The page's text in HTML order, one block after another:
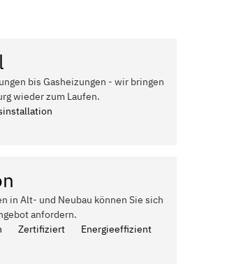
bis Gasheizungen - wir bringen
wieder zum Laufen.
in Alt- und Neubau können Sie sich
anfordern.
Zertifiziert Energieeffizient